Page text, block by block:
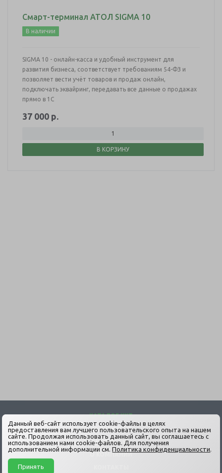
Смарт-терминал АТОЛ SIGMA 10
В наличии
SIGMA 10 - онлайн-касса и удобный инструмент для
развития бизнеса, соответствует требованиям 54-ФЗ и
позволяет вести учёт товаров и продаж онлайн,
подключать эквайринг, передавать все данные о продажах
прямо в 1С
37 000 р.
В КОРЗИНУ
КАТАЛОГ ККТ
УСЛУГИ ЦТО
НОВОСТИ
О КОМПАНИИ
Данный веб-сайт использует cookie-файлы в целях
предоставления вам лучшего пользовательского опыта на нашем
сайте. Продолжая использовать данный сайт, вы соглашаетесь с
использованием нами cookie-файлов. Для получения
дополнительной информации см.Политика конфиденциальности.
Принять